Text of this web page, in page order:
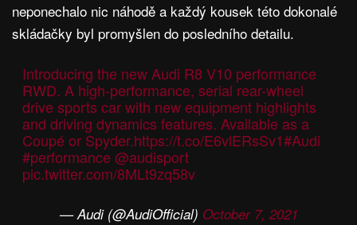
neponechalo nic náhodě a každý kousek této dokonalé
skládačky byl promyšlen do posledního detailu.
Introducing the new Audi R8 V10 performance
RWD. A high-performance, serial rear-wheel
drive sports car with new equipment highlights
and driving dynamics features. Available as a
Coupé or Spyder.https://t.co/E6vlERsSv1#Audi
#performance @audisport
pic.twitter.com/8MLt9zq58v
— Audi (@AudiOfficial) October 7, 2021